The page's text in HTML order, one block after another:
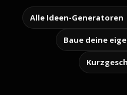
Alle Ideen-Generatoren